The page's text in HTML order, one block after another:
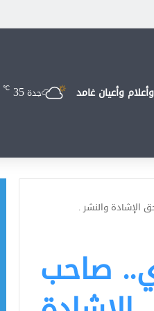
وأعيان غامد جدة35
℃
الإشادة والنشر .
صاحب